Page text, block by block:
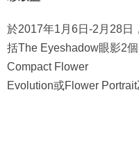
於2017年1月6日-2月28日
括The Eyeshadow眼影2
Compact Flower
Evolution或Flower Portrait